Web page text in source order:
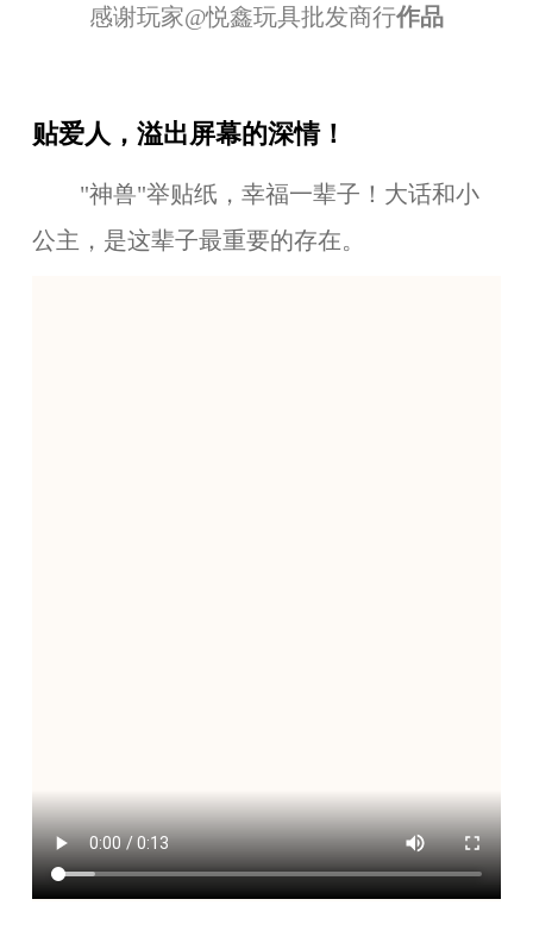
感谢玩家@悦鑫玩具批发商行作品
贴爱人，溢出屏幕的深情！
"神兽"举贴纸，幸福一辈子！大话和小
公主，是这辈子最重要的存在。